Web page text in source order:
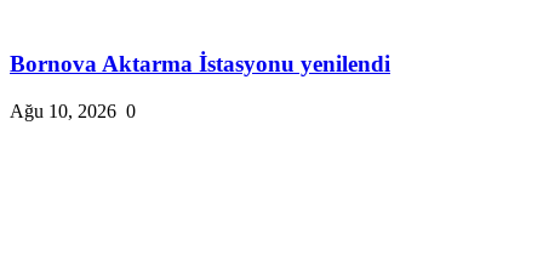
Bornova Aktarma İstasyonu yenilendi
Ağu 10, 2026 0